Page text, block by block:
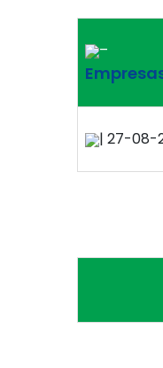
–
| 27-08-